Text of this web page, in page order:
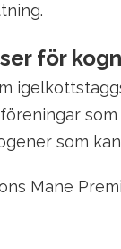
för
som
Mane